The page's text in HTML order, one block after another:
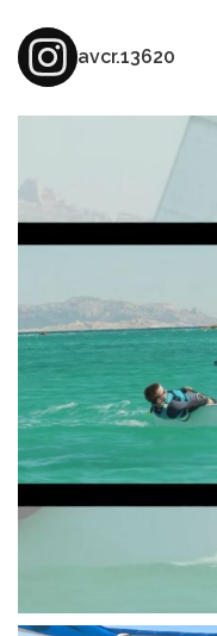
avcr.13620